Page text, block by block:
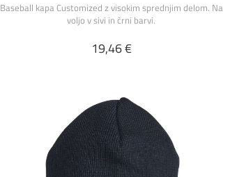
Baseball kapa Customized z visokim sprednjim delom. Na
voljo v sivi in črni barvi.
19,46 €